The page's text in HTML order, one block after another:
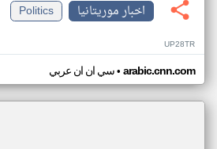
اخبار موريتانيا
Politics
UP28TR
سي ان ان عربي• arabic.cnn.com